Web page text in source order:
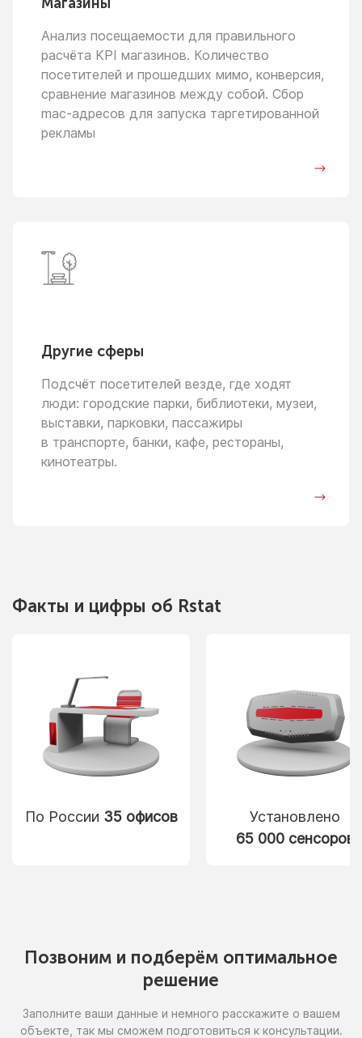
Анализ посещаемости для правильного
расчёта KPI магазинов. Количество
посетителей и прошедших мимо, конверсия,
сравнение магазинов между собой. Сбор
mac-адресов для запуска таргетированной
рекламы
Другие сферы
Подсчёт посетителей везде, где ходят
люди: городские парки, библиотеки, музеи,
выставки, парковки, пассажиры
в транспорте, банки, кафе, рестораны,
кинотеатры.
Факты и цифры об Rstat
По России 35 офисов
Установлено
65 000 сенсоров
Позвоним и подберём оптимальное
решение
Заполните ваши данные и немного расскажите о вашем
объекте, так мы сможем подготовиться к консультации.